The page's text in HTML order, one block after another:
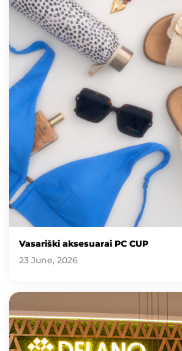
Vasariški aksesuarai PC CUP
23 June, 2026